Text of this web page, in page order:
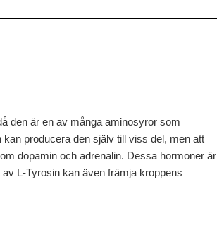
den är en av många aminosyror som
producera den själv till viss del, men att
dopamin och adrenalin. Dessa hormoner är
L-Tyrosin kan även främja kroppens